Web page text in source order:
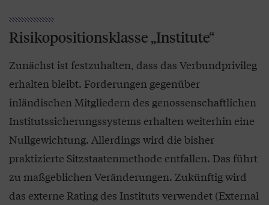
Risikopositionsklasse „Institute“
Zunächst ist festzuhalten, dass das Verbundprivileg
erhalten bleibt. Forderungen gegenüber
inländischen Mitgliedern des genossenschaftlichen
Institutssicherungssystems erhalten weiterhin eine
Nullgewichtung. Allerdings wird die bisher
praktizierte Sitzstaatenmethode entfallen. Das führt
zu maßgeblichen Veränderungen. Zukünftig wird
das externe Rating des Instituts verwendet (External